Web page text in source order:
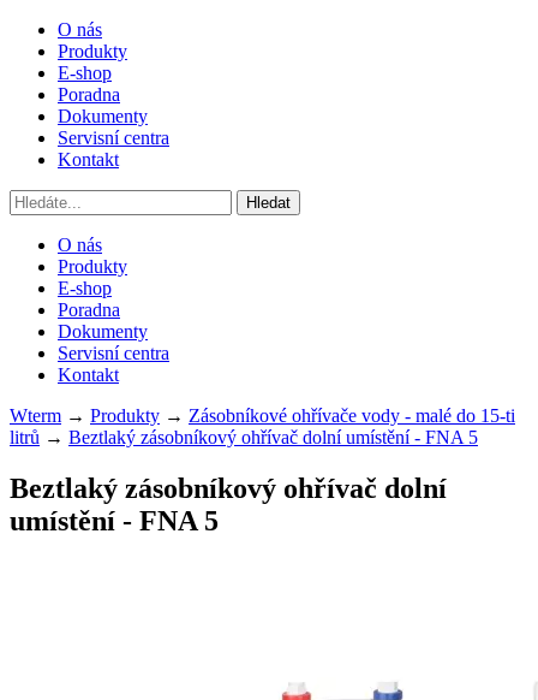
O nás
Produkty
E-shop
Poradna
Dokumenty
Servisní centra
Kontakt
O nás
Produkty
E-shop
Poradna
Dokumenty
Servisní centra
Kontakt
Wterm → Produkty → Zásobníkové ohřívače vody - malé do 15-ti
litrů → Beztlaký zásobníkový ohřívač dolní umístění - FNA 5
Beztlaký zásobníkový ohřívač dolní
umístění - FNA 5